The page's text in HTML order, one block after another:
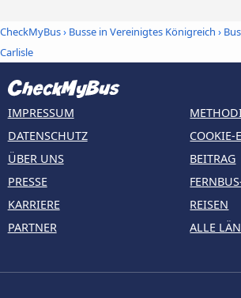
CheckMyBus› Busse in Vereinigtes Königreich ›
Carlisle
IMPRESSUM
DATENSCHUTZ
ÜBER UNS
PRESSE
KARRIERE
PARTNER
COOKIE-
BEITRAG
REISEN
ALLE